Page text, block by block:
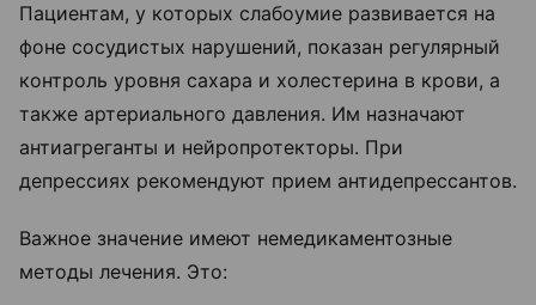
Пациентам, у которых слабоумие развивается на
фоне сосудистых нарушений, показан регулярный
контроль уровня сахара и холестерина в крови, а
также артериального давления. Им назначают
антиагреганты и нейропротекторы. При
депрессиях рекомендуют прием антидепрессантов.
Важное значение имеют немедикаментозные
методы лечения. Это: